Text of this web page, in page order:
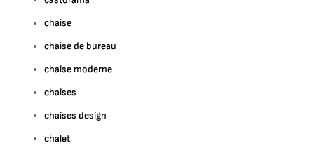
chaise
chaise de bureau
chaise moderne
chaises
chaises design
chalet